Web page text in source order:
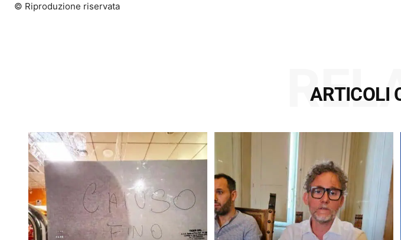
© Riproduzione riservata
ARTICOLI